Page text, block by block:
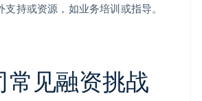
持或资源，如业务培训或指导。
常见融资挑战